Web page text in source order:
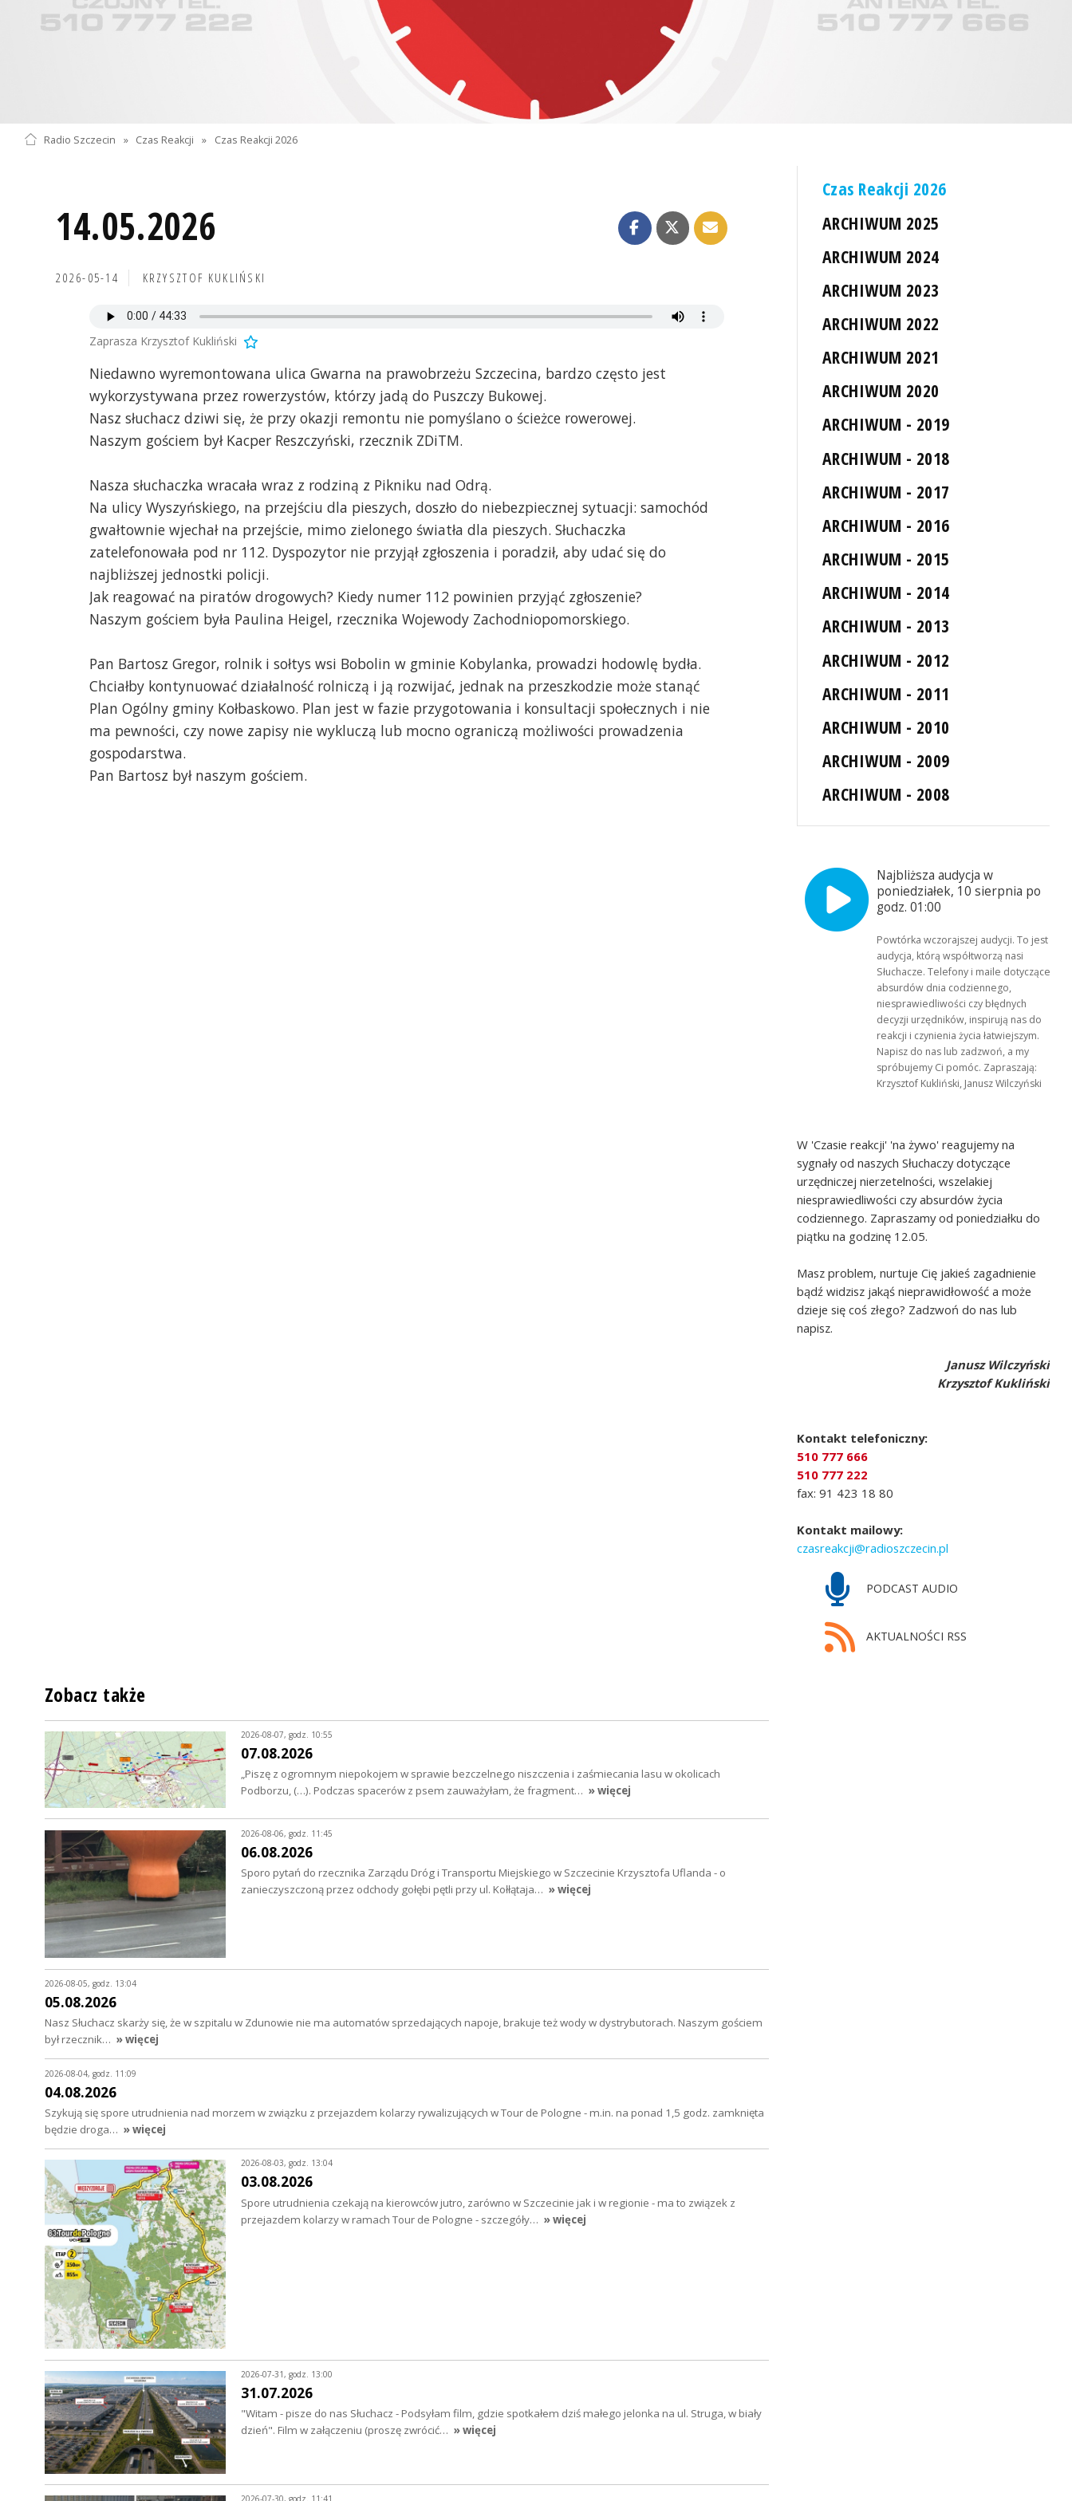
Radio Szczecin » Czas Reakcji » Czas Reakcji 2026
14.05.2026
2026-05-14 KRZYSZTOF KUKLIŃSKI
Zaprasza Krzysztof Kukliński
Niedawno wyremontowana ulica Gwarna na prawobrzeżu Szczecina, bardzo często jest
wykorzystywana przez rowerzystów, którzy jadą do Puszczy Bukowej.
Nasz słuchacz dziwi się, że przy okazji remontu nie pomyślano o ścieżce rowerowej.
Naszym gościem był Kacper Reszczyński, rzecznik ZDiTM.
Nasza słuchaczka wracała wraz z rodziną z Pikniku nad Odrą.
Na ulicy Wyszyńskiego, na przejściu dla pieszych, doszło do niebezpiecznej sytuacji: samochód
gwałtownie wjechał na przejście, mimo zielonego światła dla pieszych. Słuchaczka
zatelefonowała pod nr 112. Dyspozytor nie przyjął zgłoszenia i poradził, aby udać się do
najbliższej jednostki policji.
Jak reagować na piratów drogowych? Kiedy numer 112 powinien przyjąć zgłoszenie?
Naszym gościem była Paulina Heigel, rzecznika Wojewody Zachodniopomorskiego.
Pan Bartosz Gregor, rolnik i sołtys wsi Bobolin w gminie Kobylanka, prowadzi hodowlę bydła.
Chciałby kontynuować działalność rolniczą i ją rozwijać, jednak na przeszkodzie może stanąć
Plan Ogólny gminy Kołbaskowo. Plan jest w fazie przygotowania i konsultacji społecznych i nie
ma pewności, czy nowe zapisy nie wykluczą lub mocno ograniczą możliwości prowadzenia
gospodarstwa.
Pan Bartosz był naszym gościem.
Czas Reakcji 2026
ARCHIWUM 2025
ARCHIWUM 2024
ARCHIWUM 2023
ARCHIWUM 2022
ARCHIWUM 2021
ARCHIWUM 2020
ARCHIWUM - 2019
ARCHIWUM - 2018
ARCHIWUM - 2017
ARCHIWUM - 2016
ARCHIWUM - 2015
ARCHIWUM - 2014
ARCHIWUM - 2013
ARCHIWUM - 2012
ARCHIWUM - 2011
ARCHIWUM - 2010
ARCHIWUM - 2009
ARCHIWUM - 2008
Najbliższa audycja w
poniedziałek, 10 sierpnia po
godz. 01:00
Powtórka wczorajszej audycji. To jest
audycja, którą współtworzą nasi
Słuchacze. Telefony i maile dotyczące
absurdów dnia codziennego,
niesprawiedliwości czy błędnych
decyzji urzędników, inspirują nas do
reakcji i czynienia życia łatwiejszym.
Napisz do nas lub zadzwoń, a my
spróbujemy Ci pomóc. Zapraszają:
Krzysztof Kukliński, Janusz Wilczyński
W 'Czasie reakcji' 'na żywo' reagujemy na
sygnały od naszych Słuchaczy dotyczące
urzędniczej nierzetelności, wszelakiej
niesprawiedliwości czy absurdów życia
codziennego. Zapraszamy od poniedziałku do
piątku na godzinę 12.05.
Masz problem, nurtuje Cię jakieś zagadnienie
bądź widzisz jakąś nieprawidłowość a może
dzieje się coś złego? Zadzwoń do nas lub
napisz.
Janusz Wilczyński
Krzysztof Kukliński
Kontakt telefoniczny:
510 777 666
510 777 222
fax: 91 423 18 80
Kontakt mailowy:
czasreakcji@radioszczecin.pl
PODCAST AUDIO
AKTUALNOŚCI RSS
Zobacz także
2026-08-07, godz. 10:55
07.08.2026
„Piszę z ogromnym niepokojem w sprawie bezczelnego niszczenia i zaśmiecania lasu w okolicach
Podborzu, (…). Podczas spacerów z psem zauważyłam, że fragment… » więcej
2026-08-06, godz. 11:45
06.08.2026
Sporo pytań do rzecznika Zarządu Dróg i Transportu Miejskiego w Szczecinie Krzysztofa Uflanda - o
zanieczyszczoną przez odchody gołębi pętli przy ul. Kołłątaja… » więcej
2026-08-05, godz. 13:04
05.08.2026
Nasz Słuchacz skarży się, że w szpitalu w Zdunowie nie ma automatów sprzedających napoje, brakuje też wody w dystrybutorach. Naszym gościem
był rzecznik… » więcej
2026-08-04, godz. 11:09
04.08.2026
Szykują się spore utrudnienia nad morzem w związku z przejazdem kolarzy rywalizujących w Tour de Pologne - m.in. na ponad 1,5 godz. zamknięta
będzie droga… » więcej
2026-08-03, godz. 13:04
03.08.2026
Spore utrudnienia czekają na kierowców jutro, zarówno w Szczecinie jak i w regionie - ma to związek z
przejazdem kolarzy w ramach Tour de Pologne - szczegóły… » więcej
2026-07-31, godz. 13:00
31.07.2026
"Witam - pisze do nas Słuchacz - Podsyłam film, gdzie spotkałem dziś małego jelonka na ul. Struga, w biały
dzień". Film w załączeniu (proszę zwrócić… » więcej